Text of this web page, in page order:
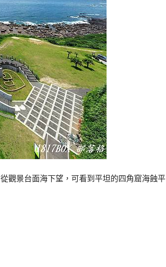
觀景台面海下望，可看到平坦的四角窟海蝕平